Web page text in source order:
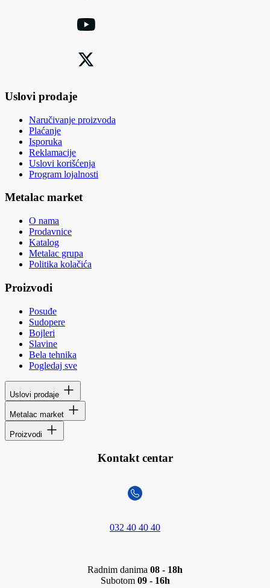
Uslovi prodaje
Naručivanje proizvoda
Plaćanje
Isporuka
Reklamacije
Uslovi korišćenja
Program lojalnosti
Metalac market
O nama
Prodavnice
Katalog
Metalac grupa
Politika kolačića
Proizvodi
Posuđe
Sudopere
Bojleri
Slavine
Bela tehnika
Pogledaj sve
Uslovi prodaje
Metalac market
Proizvodi
Kontakt centar
032 40 40 40
Radnim danima 08 - 18h
Subotom 09 - 16h